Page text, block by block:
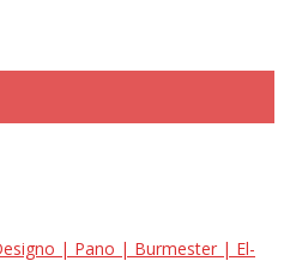
| Pano | Burmester | El-